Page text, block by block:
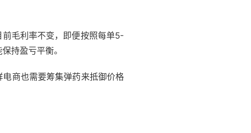
前毛利率不变，即便按照每单5-
持盈亏平衡。
商也需要筹集弹药来抵御价格